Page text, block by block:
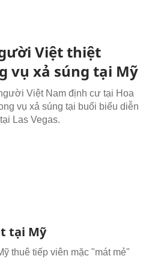
Việt thiệt
vụ xả súng tại Mỹ
Việt Nam định cư tại Hoa
vụ xả súng tại buổi biểu diễn
Las Vegas.
tại Mỹ
thuê tiếp viên mặc "mát mẻ"